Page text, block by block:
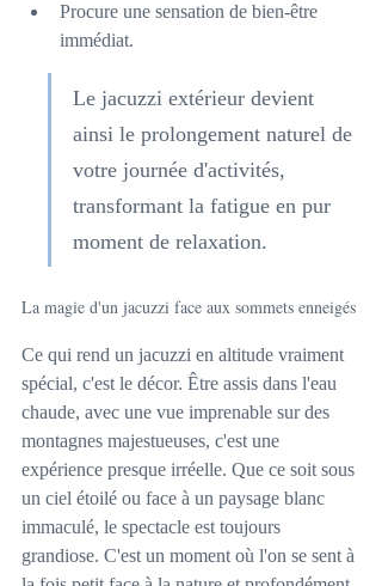
Procure une sensation de bien-être
immédiat.
Le jacuzzi extérieur devient
ainsi le prolongement naturel de
votre journée d'activités,
transformant la fatigue en pur
moment de relaxation.
La magie d'un jacuzzi face aux sommets enneigés
Ce qui rend un jacuzzi en altitude vraiment
spécial, c'est le décor. Être assis dans l'eau
chaude, avec une vue imprenable sur des
montagnes majestueuses, c'est une
expérience presque irréelle. Que ce soit sous
un ciel étoilé ou face à un paysage blanc
immaculé, le spectacle est toujours
grandiose. C'est un moment où l'on se sent à